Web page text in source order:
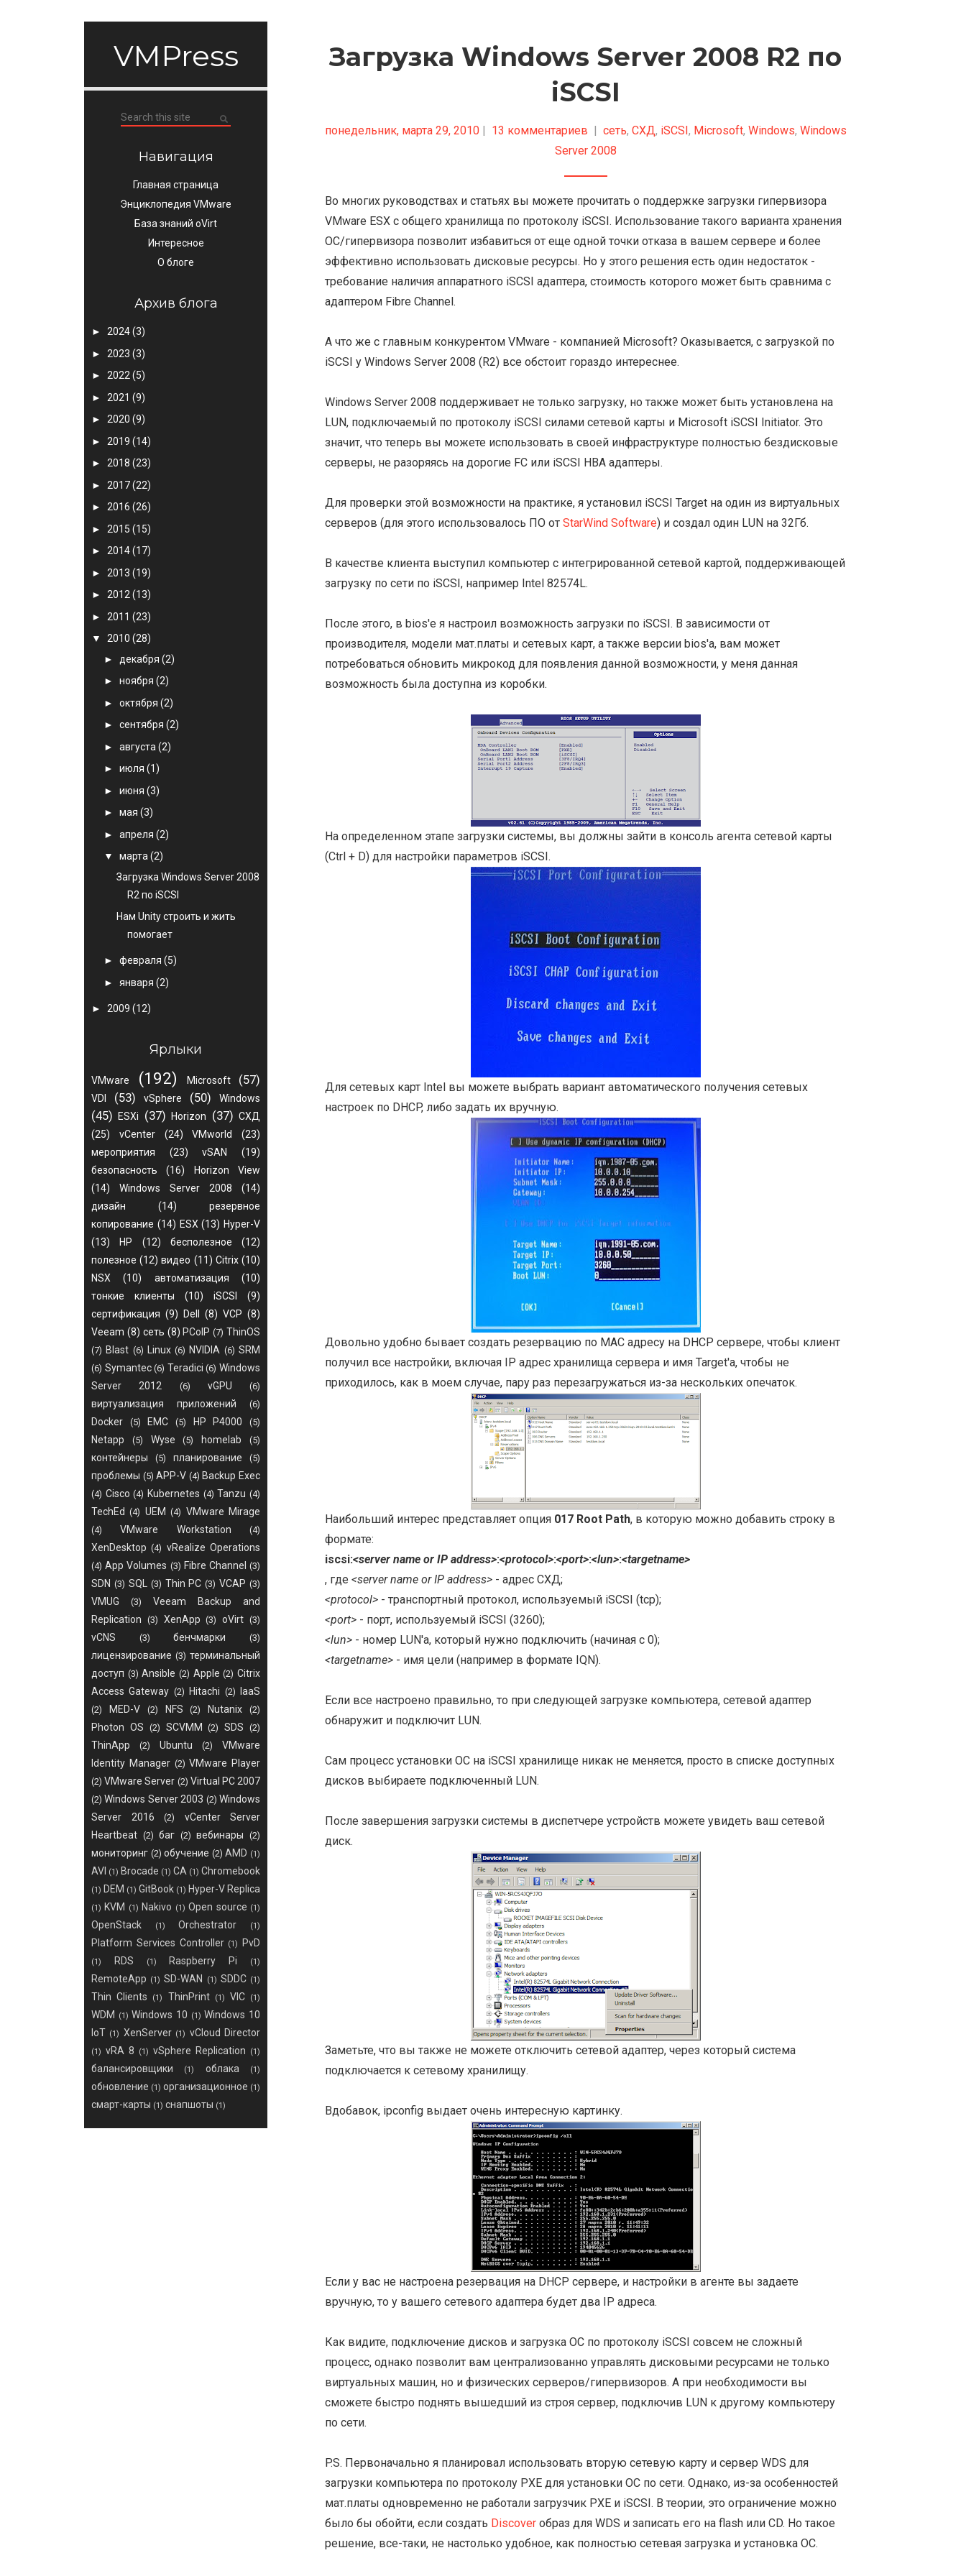
VMPress
Навигация
Главная страница
Энциклопедия VMware
База знаний oVirt
Интересное
О блоге
Архив блога
► 2024(3)
► 2023 (3)
► 2022 (5)
► 2021 (9)
► 2020 (9)
► 2019 (14)
► 2018 (23)
► 2017(22)
► 2016 (26)
► 2015 (15)
► 2014(17)
► 2013 (19)
► 2012 (13)
► 2011 (23)
▼ 2010 (28)
► декабря (2)
► ноября (2)
► октября (2)
► сентября (2)
► августа (2)
► июля (1)
► июня (3)
► мая (3)
► апреля (2)
▼ марта (2)
Загрузка Windows Server 2008
R2 по iSCSI
Нам Unity строить и жить
помогает
► февраля (5)
► января (2)
► 2009 (12)
Ярлыки
VMware (192) Microsoft (57)
VDI (53) vSphere (50) Windows
(45) ESXi (37) Horizon (37) СХД
(25)
vCenter (24) VMworld
(23)
мероприятия
(23) vSAN
(19)
безопасность
(16)
Horizon View
(14)
Windows Server 2008
(14)
дизайн
(14)
резервное
копирование (14) ESX (13) Hyper-V
(13)
HP (12) бесполезное
(12)
полезное (12) видео (11) Citrix (10)
NSX
(10) автоматизация
(10)
тонкие клиенты
(10) iSCSI
(9)
сертификация (9) Dell (8) VCP (8)
Veeam (8) сеть (8) PCoIP (7) ThinOS
(7) Blast (6) Linux (6) NVIDIA (6) SRM
(6) Symantec (6) Teradici (6) Windows
Server 2012
(6) vGPU (6)
виртуализация приложений (6)
Docker (5) EMC (5) HP P4000 (5)
Netapp (5) Wyse (5) homelab (5)
контейнеры (5) планирование (5)
проблемы (5) APP-V (4) Backup Exec
(4) Cisco (4) Kubernetes (4) Tanzu (4)
TechEd (4) UEM (4) VMware Mirage
(4) VMware Workstation (4)
XenDesktop (4) vRealize Operations
(4) App Volumes (3) Fibre Channel (3)
SDN (3) SQL (3) Thin PC (3) VCAP (3)
VMUG (3)
Veeam Backup and
Replication (3) XenApp (3) oVirt (3)
vCNS (3) бенчмарки (3)
лицензирование (3) терминальный
доступ (3) Ansible (2) Apple (2) Citrix
Access Gateway (2) Hitachi (2) IaaS
(2) MED-V (2) NFS (2) Nutanix (2)
Photon OS (2) SCVMM (2) SDS (2)
ThinApp (2) Ubuntu (2)
VMware
Identity Manager (2) VMware Player
(2) VMware Server (2) Virtual PC 2007
(2) Windows Server 2003 (2) Windows
Server 2016
(2)
vCenter Server
Heartbeat (2) баг (2) вебинары (2)
мониторинг (2) обучение (2) AMD (1)
AVI (1) Brocade (1) CA (1) Chromebook
(1) DEM (1) GitBook (1) Hyper-V Replica
(1) KVM (1) Nakivo (1) Open source (1)
OpenStack (1) Orchestrator (1)
Platform Services Controller (1) PvD
(1) RDS (1) Raspberry Pi (1)
RemoteApp (1) SD-WAN (1) SDDC (1)
Thin Clients (1) ThinPrint (1) VIC (1)
WDM (1) Windows 10 (1) Windows 10
IoT (1) XenServer (1) vCloud Director
(1) vRA 8 (1) vSphere Replication (1)
балансировщики (1) облака (1)
обновление (1) организационное (1)
смарт-карты (1) снапшоты (1)
Загрузка Windows Server 2008 R2 по
iSCSI
понедельник, марта 29, 2010| 13 комментариев | сеть, СХД, iSCSI, Microsoft, Windows, Windows
Server 2008
Во многих руководствах и статьях вы можете прочитать о поддержке загрузки гипервизора
VMware ESX с общего хранилища по протоколу iSCSI. Использование такого варианта хранения
ОС/гипервизора позволит избавиться от еще одной точки отказа в вашем сервере и более
эффективно использовать дисковые ресурсы. Но у этого решения есть один недостаток -
требование наличия аппаратного iSCSI адаптера, стоимость которого может быть сравнима с
адаптером Fibre Channel.
А что же с главным конкурентом VMware - компанией Microsoft? Оказывается, с загрузкой по
iSCSI у Windows Server 2008 (R2) все обстоит гораздо интереснее.
Windows Server 2008 поддерживает не только загрузку, но также может быть установлена на
LUN, подключаемый по протоколу iSCSI силами сетевой карты и Microsoft iSCSI Initiator. Это
значит, что теперь вы можете использовать в своей инфраструктуре полностью бездисковые
серверы, не разоряясь на дорогие FC или iSCSI HBA адаптеры.
Для проверки этой возможности на практике, я установил iSCSI Target на один из виртуальных
серверов (для этого использовалось ПО от StarWind Software) и создал один LUN на 32Гб.
В качестве клиента выступил компьютер с интегрированной сетевой картой, поддерживающей
загрузку по сети по iSCSI, например Intel 82574L.
После этого, в bios'е я настроил возможность загрузки по iSCSI. В зависимости от
производителя, модели мат.платы и сетевых карт, а также версии bios'а, вам может
потребоваться обновить микрокод для появления данной возможности, у меня данная
возможность была доступна из коробки.
На определенном этапе загрузки системы, вы должны зайти в консоль агента сетевой карты
(Ctrl + D) для настройки параметров iSCSI.
Для сетевых карт Intel вы можете выбрать вариант автоматического получения сетевых
настроек по DHCP, либо задать их вручную.
Довольно удобно бывает создать резервацию по MAC адресу на DHCP сервере, чтобы клиент
получил все настройки, включая IP адрес хранилища сервера и имя Target'а, чтобы не
приходилось, как в моем случае, пару раз перезагружаться из-за нескольких опечаток.
Наибольший интерес представляет опция 017 Root Path, в которую можно добавить строку в
формате:
iscsi:<server name or IP address>:<protocol>:<port>:<lun>:<targetname>
, где <server name or IP address>- адрес СХД;
<protocol>- транспортный протокол, используемый iSCSI (tcp);
<port>- порт, используемый iSCSI (3260);
<lun>- номер LUN'а, который нужно подключить (начиная с 0);
<targetname>- имя цели (например в формате IQN).
Если все настроено правильно, то при следующей загрузке компьютера, сетевой адаптер
обнаружит и подключит LUN.
Сам процесс установки ОС на iSCSI хранилище никак не меняется, просто в списке доступных
дисков выбираете подключенный LUN.
После завершения загрузки системы в диспетчере устройств можете увидеть ваш сетевой
диск.
Заметьте, что вы также не можете отключить сетевой адаптер, через который система
подключается к сетевому хранилищу.
Вдобавок, ipconfig выдает очень интересную картинку.
Если у вас не настроена резервация на DHCP сервере, и настройки в агенте вы задаете
вручную, то у вашего сетевого адаптера будет два IP адреса.
Как видите, подключение дисков и загрузка ОС по протоколу iSCSI совсем не сложный
процесс, однако позволит вам централизованно управлять дисковыми ресурсами не только
виртуальных машин, но и физических серверов/гипервизоров. А при необходимости вы
сможете быстро поднять вышедший из строя сервер, подключив LUN к другому компьютеру
по сети.
P.S. Первоначально я планировал использовать вторую сетевую карту и сервер WDS для
загрузки компьютера по протоколу PXE для установки ОС по сети. Однако, из-за особенностей
мат.платы одновременно не работали загрузчик PXE и iSCSI. В теории, это ограничение можно
было бы обойти, если создать Discoverобраз для WDS и записать его на flash или CD. Но такое
решение, все-таки, не настолько удобное, как полностью сетевая загрузка и установка ОС.